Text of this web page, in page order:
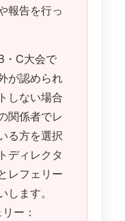
報告を行っ
・C大会で
が認められ
しない場合
関係者でレ
る方を選択
ディレクタ
レフェリー
ます。
ー：